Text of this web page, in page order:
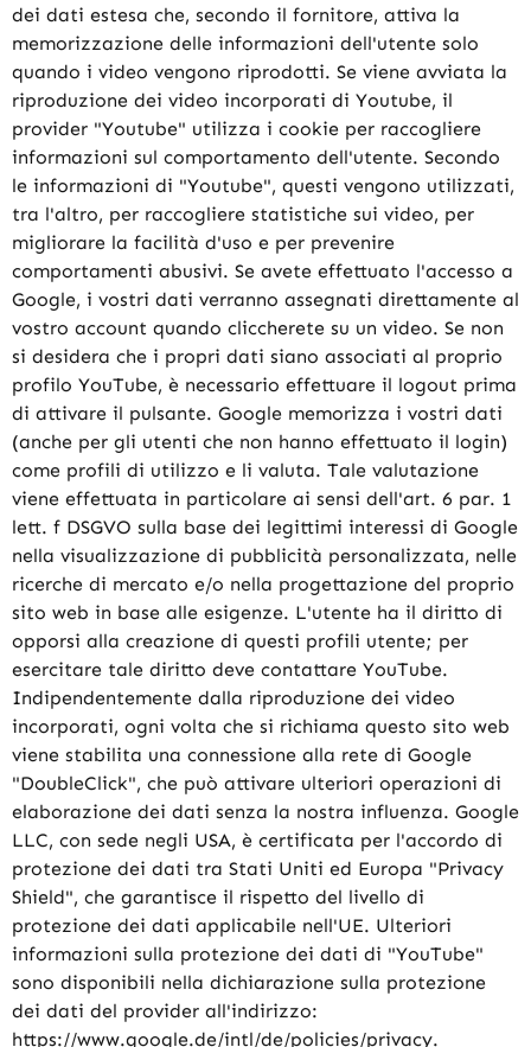
dei dati estesa che, secondo il fornitore, attiva la
memorizzazione delle informazioni dell'utente solo
quando i video vengono riprodotti. Se viene avviata la
riproduzione dei video incorporati di Youtube, il
provider "Youtube" utilizza i cookie per raccogliere
informazioni sul comportamento dell'utente. Secondo
le informazioni di "Youtube", questi vengono utilizzati,
tra l'altro, per raccogliere statistiche sui video, per
migliorare la facilità d'uso e per prevenire
comportamenti abusivi. Se avete effettuato l'accesso a
Google, i vostri dati verranno assegnati direttamente al
vostro account quando cliccherete su un video. Se non
si desidera che i propri dati siano associati al proprio
profilo YouTube, è necessario effettuare il logout prima
di attivare il pulsante. Google memorizza i vostri dati
(anche per gli utenti che non hanno effettuato il login)
come profili di utilizzo e li valuta. Tale valutazione
viene effettuata in particolare ai sensi dell'art. 6 par. 1
lett. f DSGVO sulla base dei legittimi interessi di Google
nella visualizzazione di pubblicità personalizzata, nelle
ricerche di mercato e/o nella progettazione del proprio
sito web in base alle esigenze. L'utente ha il diritto di
opporsi alla creazione di questi profili utente; per
esercitare tale diritto deve contattare YouTube.
Indipendentemente dalla riproduzione dei video
incorporati, ogni volta che si richiama questo sito web
viene stabilita una connessione alla rete di Google
"DoubleClick", che può attivare ulteriori operazioni di
elaborazione dei dati senza la nostra influenza. Google
LLC, con sede negli USA, è certificata per l'accordo di
protezione dei dati tra Stati Uniti ed Europa "Privacy
Shield", che garantisce il rispetto del livello di
protezione dei dati applicabile nell'UE. Ulteriori
informazioni sulla protezione dei dati di "YouTube"
sono disponibili nella dichiarazione sulla protezione
dei dati del provider all'indirizzo:
https://www.google.de/intl/de/policies/privacy.